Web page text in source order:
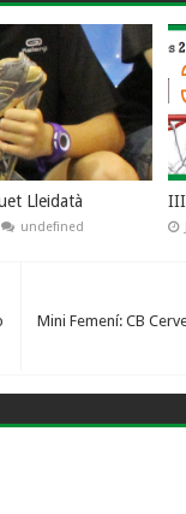
Lleidatà
undefined
III
Mini Femení: CB